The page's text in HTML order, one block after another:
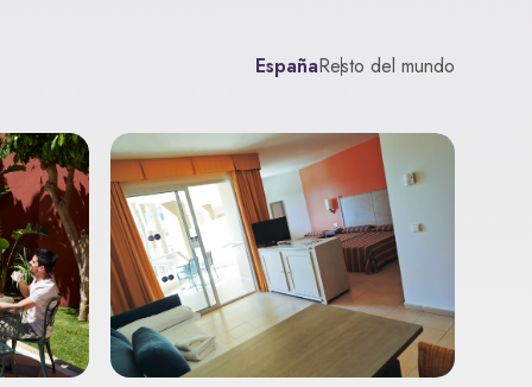
EspañaResto del mundo